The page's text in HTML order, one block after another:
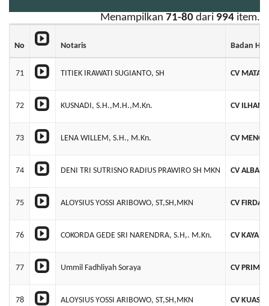
Menampilkan 71-80 dari 994 item.
No Notaris Badan
71 TITIEK IRAWATI SUGIANTO, SH CV MATA
72 KUSNADI, S.H.,M.H.,M.Kn. CV
73 LENA WILLEM, S.H., M.Kn. CV
74 DENI TRI SUTRISNO RADIUS PRAWIRO SH MKN CV ALBA
75 ALOYSIUS YOSSI ARIBOWO, ST,SH,MKN CV
76 COKORDA GEDE SRI NARENDRA, S.H,. M.Kn. CV KAYA
77 Ummil Fadhliyah Soraya CV PRIMA
78 ALOYSIUS YOSSI ARIBOWO, ST,SH,MKN CV KUASA